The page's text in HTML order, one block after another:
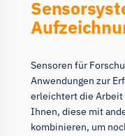
Sensoren für
Anwendungen zur
erleichtert die Arbeit
Ihnen, diese mit
kombinieren, um